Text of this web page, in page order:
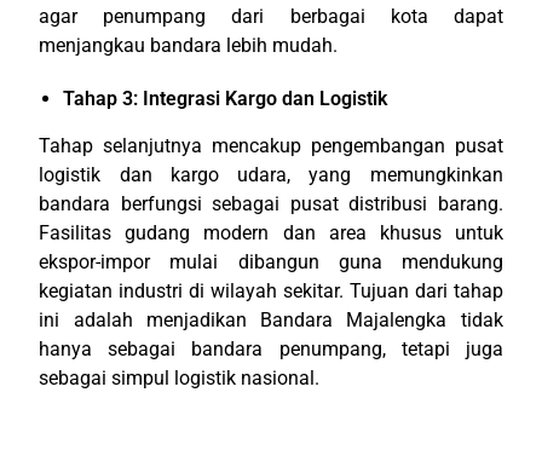
agar penumpang dari berbagai kota dapat
menjangkau bandara lebih mudah.
Tahap 3: Integrasi Kargo dan Logistik
Tahap selanjutnya mencakup pengembangan pusat
logistik dan kargo udara, yang memungkinkan
bandara berfungsi sebagai pusat distribusi barang.
Fasilitas gudang modern dan area khusus untuk
ekspor-impor mulai dibangun guna mendukung
kegiatan industri di wilayah sekitar. Tujuan dari tahap
ini adalah menjadikan Bandara Majalengka tidak
hanya sebagai bandara penumpang, tetapi juga
sebagai simpul logistik nasional.